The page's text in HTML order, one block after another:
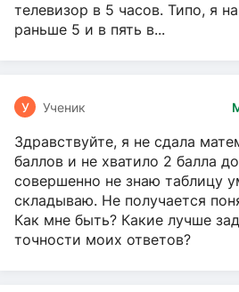
телевизор в 5 часов. Типо, я
раньше 5 и в пять в...
У Ученик
Здравствуйте, я не сдала
баллов и не хватило 2 балла
совершенно не знаю таблицу
складываю. Не получается
Как мне быть? Какие лучше
точности моих ответов?